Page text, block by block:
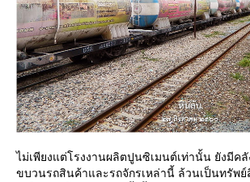
ไม่เพียงแต่โรงงานผลิตปูนซิเมนต์เท่านั้น ยังมีค
ขบวนรถสินค้าและรถจักรเหล่านี้ ล้วนเป็นทรัพ